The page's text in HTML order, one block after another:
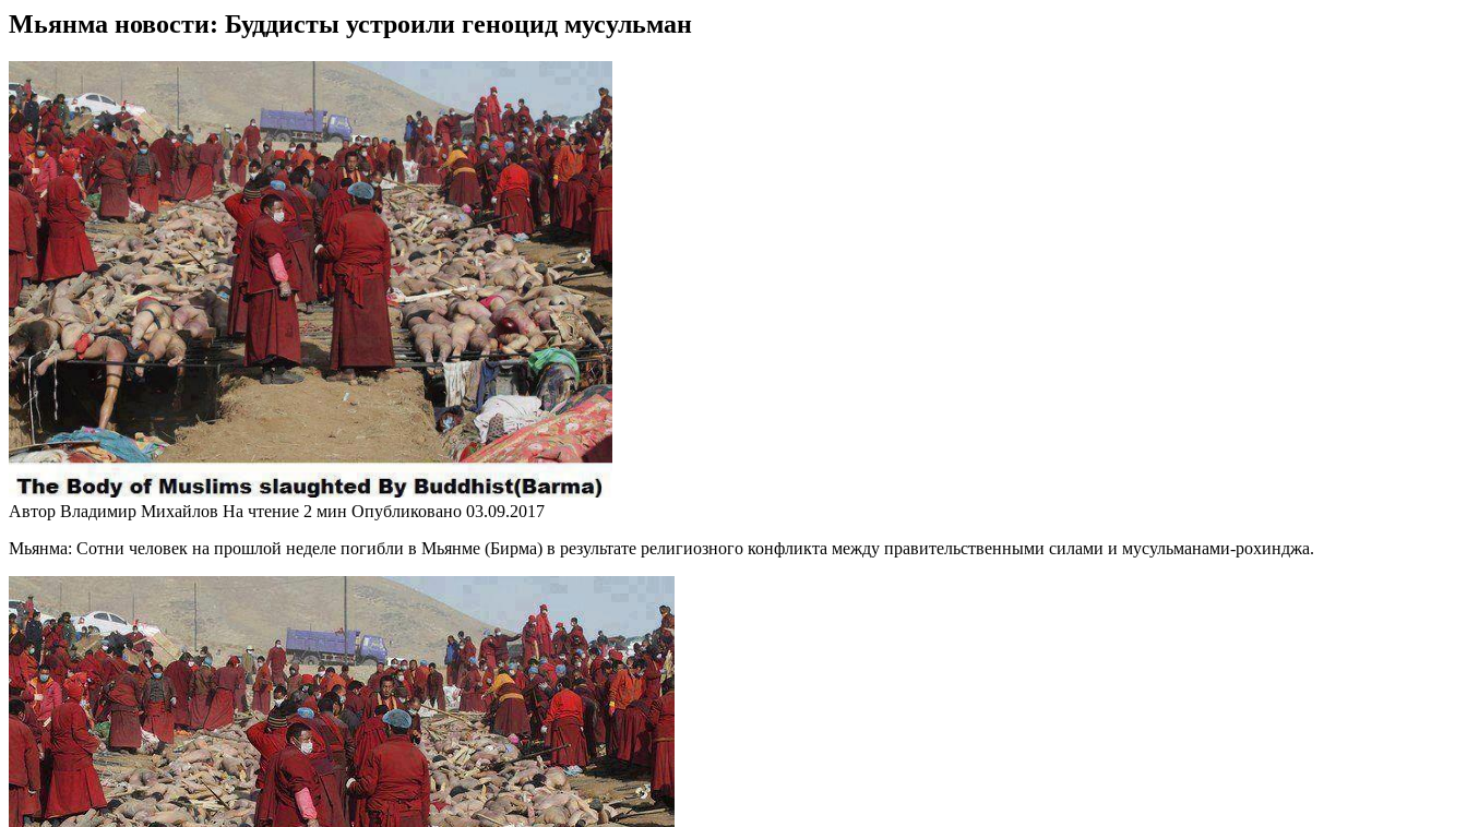
Мьянма новости: Буддисты устроили геноцид мусульман
Автор Владимир Михайлов На чтение 2 мин Опубликовано 03.09.2017
Мьянма: Сотни человек на прошлой неделе погибли в Мьянме (Бирма) в результате религиозного конфликта между правительственными силами и мусульманами-рохинджа.